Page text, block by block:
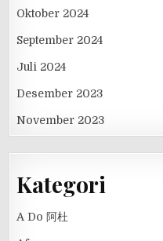
Oktober 2024
September 2024
Juli 2024
Desember 2023
November 2023
Kategori
A Do 阿杜